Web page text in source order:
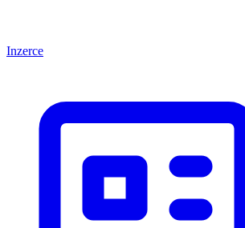
Inzerce